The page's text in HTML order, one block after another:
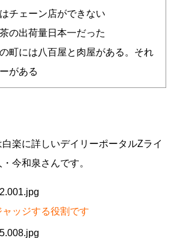
チェーン店ができない
の出荷量日本一だった
町には八百屋と肉屋がある。それ
がある
楽に詳しいデイリーポータルZライ
今和泉さんです。
ッジする役割です